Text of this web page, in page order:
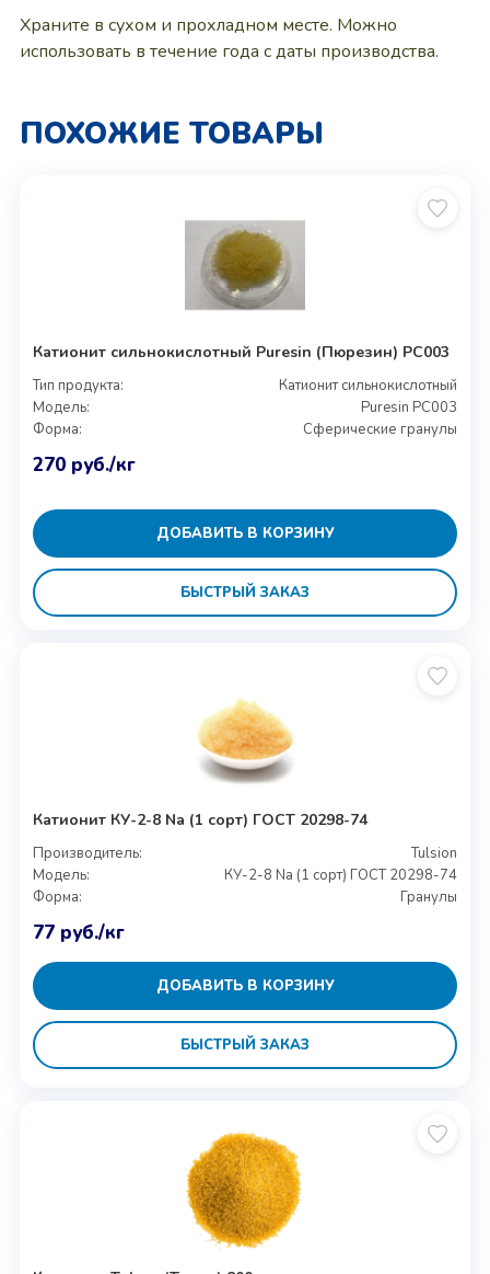
Храните в сухом и прохладном месте. Можно
использовать в течение года с даты производства.
ПОХОЖИЕ ТОВАРЫ
Катионит сильнокислотный Puresin (Пюрезин) PC003
Тип продукта:
Катионит сильнокислотный
Модель:
Puresin PC003
Форма:
Сферические гранулы
270 руб./кг
ДОБАВИТЬ В КОРЗИНУ
БЫСТРЫЙ ЗАКАЗ
Катионит КУ-2-8 Na (1 сорт) ГОСТ 20298-74
Производитель:
Tulsion
Модель:
КУ-2-8 Na (1 сорт) ГОСТ 20298-74
Форма:
Гранулы
77 руб./кг
ДОБАВИТЬ В КОРЗИНУ
БЫСТРЫЙ ЗАКАЗ